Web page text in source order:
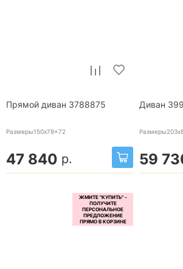
Прямой диван 3788875
Размеры150x78x72
47 840 р.
Диван
59